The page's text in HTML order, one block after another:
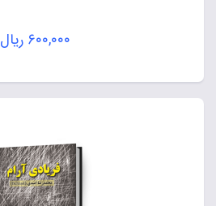
۶۰۰,۰۰۰ ریال